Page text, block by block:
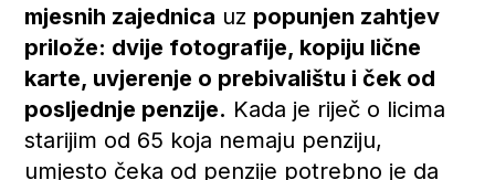
mjesnih zajednica uz popunjen zahtjev
prilože: dvije fotografije, kopiju lične
karte, uvjerenje o prebivalištu i ček od
posljednje penzije. Kada je riječ o licima
starijim od 65 koja nemaju penziju,
umjesto čeka od penzije potrebno je da